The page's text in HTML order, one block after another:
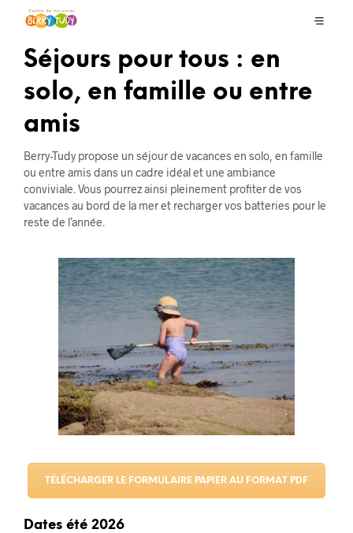
Séjours pour tous : en
solo, en famille ou entre
amis
Berry-Tudy propose un séjour de vacances en solo, en famille
ou entre amis dans un cadre idéal et une ambiance
conviviale. Vous pourrez ainsi pleinement profiter de vos
vacances au bord de la mer et recharger vos batteries pour le
reste de l’année.
TÉLÉCHARGER LE FORMULAIRE PAPIER AU FORMAT PDF
Dates été 2026